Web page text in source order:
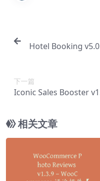
Hotel Booking
下一篇
Iconic Sales Booster
相关文章